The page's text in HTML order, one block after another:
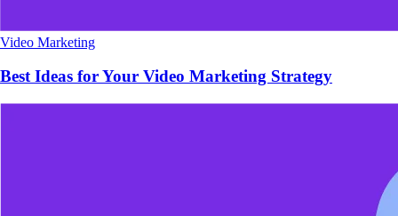
Video Marketing
Best Ideas for Your Video Marketing Strategy